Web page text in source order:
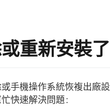
重新安裝了
手機操作系統恢複出廠設
快速解決問題：